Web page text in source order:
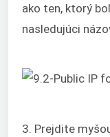
ako ten, ktorý
nasledujúci
3. Prejdite